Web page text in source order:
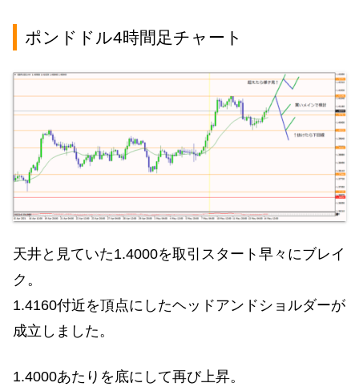
ポンドドル4時間足チャート
天井と見ていた1.4000を取引スタート早々にブレイ
ク。
1.4160付近を頂点にしたヘッドアンドショルダーが
成立しました。
1.4000あたりを底にして再び上昇。